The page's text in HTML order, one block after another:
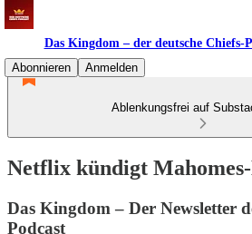
Das Kingdom – der deutsche Chiefs-
Abonnieren
Anmelden
Ablenkungsfrei auf
Netflix kündigt
Das Kingdom – Der Newsletter
Podcast